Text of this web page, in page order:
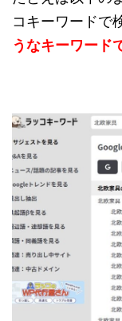
コキーワードで
うなキーワード